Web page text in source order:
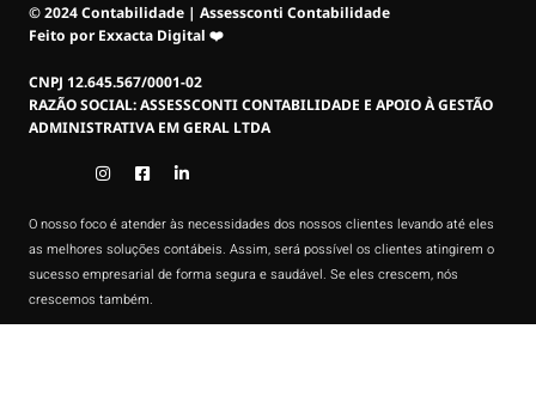
© 2024 Contabilidade | Assessconti Contabilidade
Feito por Exxacta Digital ❤️
CNPJ 12.645.567/0001-02
RAZÃO SOCIAL: ASSESSCONTI CONTABILIDADE E APOIO À GESTÃO
ADMINISTRATIVA EM GERAL LTDA
O nosso foco é atender às necessidades dos nossos clientes levando até eles
as melhores soluções contábeis. Assim, será possível os clientes atingirem o
sucesso empresarial de forma segura e saudável. Se eles crescem, nós
crescemos também.